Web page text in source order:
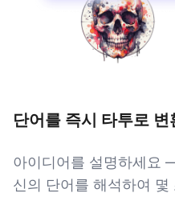
단어를 즉시 타투로 변
아이디어를 설명하세요
신의 단어를 해석하여